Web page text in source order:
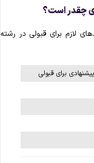
چقدر است؟
لازم برای قبولی در رشته
برای قبولی